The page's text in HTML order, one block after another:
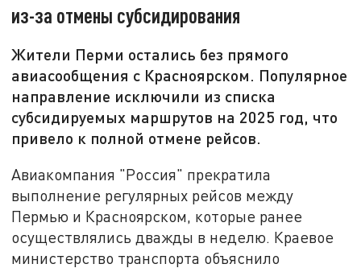
из-за отмены субсидирования
Жители Перми остались без прямого
авиасообщения с Красноярском. Популярное
направление исключили из списка
субсидируемых маршрутов на 2025 год, что
привело к полной отмене рейсов.
Авиакомпания "Россия" прекратила
выполнение регулярных рейсов между
Пермью и Красноярском, которые ранее
осуществлялись дважды в неделю. Краевое
министерство транспорта объяснило